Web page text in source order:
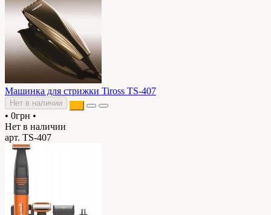
Машинка для стрижки Tiross TS-407
Нет в наличии
• 0грн •
Нет в наличии
арт. TS-407